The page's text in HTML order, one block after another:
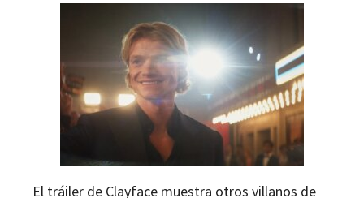
El tráiler de Clayface muestra otros villanos de